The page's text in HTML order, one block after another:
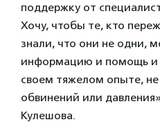
поддержку от
Хочу, чтобы те, кто
знали, что они не одни,
информацию и помощь и
своем тяжелом опыте, не
обвинений или
Кулешова.